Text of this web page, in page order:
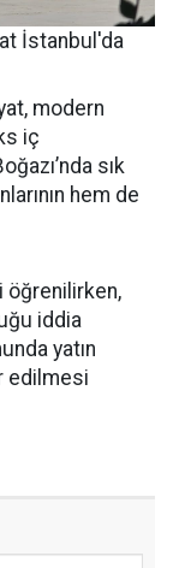
İstanbul'da
modern
iç
sık
hem de
öğrenilirken,
iddia
yatın
edilmesi